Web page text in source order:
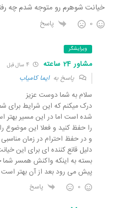
خیانت شوهرم رو متوجه شدم چه
0 پاسخ
ویرایشگر
مشاور 24 ساعته 4 سال قبل
پاسخ بهایما کامیاب
سلام به شما دوست عزیز
درک میکنم که این شرایط برای
شده است اما در این مسیر
را حفظ کنید و فعلا این موضوع
و در حفظ احترام در زمان
دلیل قانع کننده ای برای این
بسته به اینکه واکنش همسر
پیش می رود بعد از آن بهتر
0 پاسخ